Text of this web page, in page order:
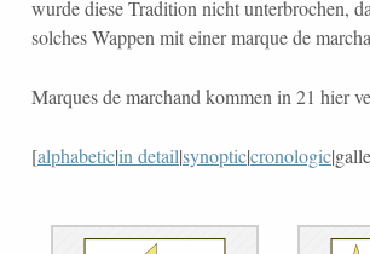
wurde diese Tradition nicht unterbrochen,
solches Wappen mit einer marque de
Marques de marchand kommen in 21 hier
[alphabetic|in detail|synoptic|cronologic